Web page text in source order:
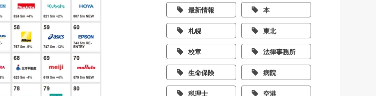
最新情報 本
札幌 東北
校章 法律事務所
生命保険 病院
税理士 空港